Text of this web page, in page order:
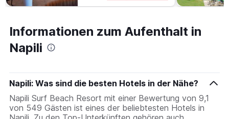
Informationen zum Aufenthalt in
Napili
Napili: Was sind die besten Hotels in der Nähe?
Napili Surf Beach Resort mit einer Bewertung von 9,1
von 549 Gästen ist eines der beliebtesten Hotels in